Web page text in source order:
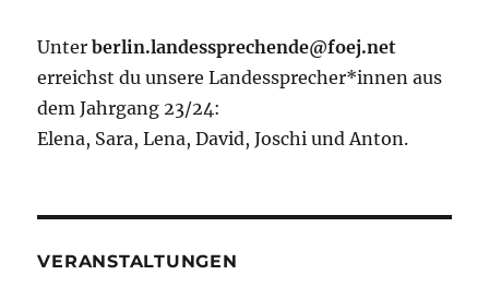
Unterberlin.landessprechende@foej.net
erreichst du unsere Landessprecher*innen aus
dem Jahrgang 23/24:
Elena, Sara, Lena, David, Joschi und Anton.
VERANSTALTUNGEN